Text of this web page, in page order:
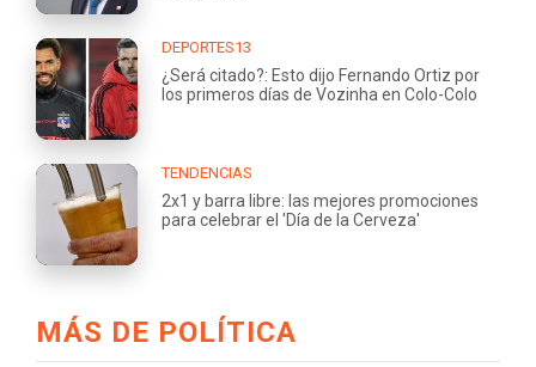
DEPORTES13
¿Será citado?: Esto dijo Fernando Ortiz por
los primeros días de Vozinha en Colo-Colo
TENDENCIAS
2x1 y barra libre: las mejores promociones
para celebrar el 'Día de la Cerveza'
MÁS DE POLÍTICA